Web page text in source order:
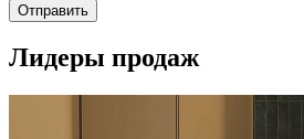
Отправить
Лидеры продаж